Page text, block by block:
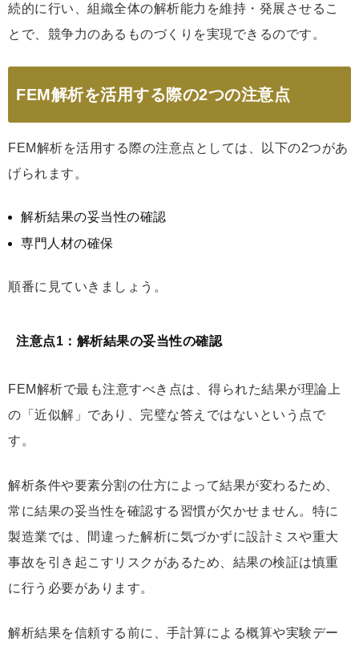
続的に行い、組織全体の解析能力を維持・発展させるこ
とで、競争力のあるものづくりを実現できるのです。
FEM解析を活用する際の2つの注意点
FEM解析を活用する際の注意点としては、以下の2つがあ
げられます。
解析結果の妥当性の確認
専門人材の確保
順番に見ていきましょう。
注意点1：解析結果の妥当性の確認
FEM解析で最も注意すべき点は、得られた結果が理論上
の「近似解」であり、完璧な答えではないという点で
す。
解析条件や要素分割の仕方によって結果が変わるため、
常に結果の妥当性を確認する習慣が欠かせません。特に
製造業では、間違った解析に気づかずに設計ミスや重大
事故を引き起こすリスクがあるため、結果の検証は慎重
に行う必要があります。
解析結果を信頼する前に、手計算による概算や実験デー